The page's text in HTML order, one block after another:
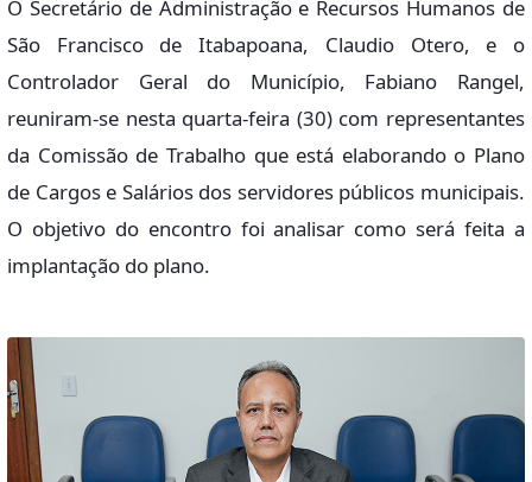
O Secretário de Administração e Recursos Humanos de
São Francisco de Itabapoana, Claudio Otero, e o
Controlador Geral do Município, Fabiano Rangel,
reuniram-se nesta quarta-feira (30) com representantes
da Comissão de Trabalho que está elaborando o Plano
de Cargos e Salários dos servidores públicos municipais.
O objetivo do encontro foi analisar como será feita a
implantação do plano.